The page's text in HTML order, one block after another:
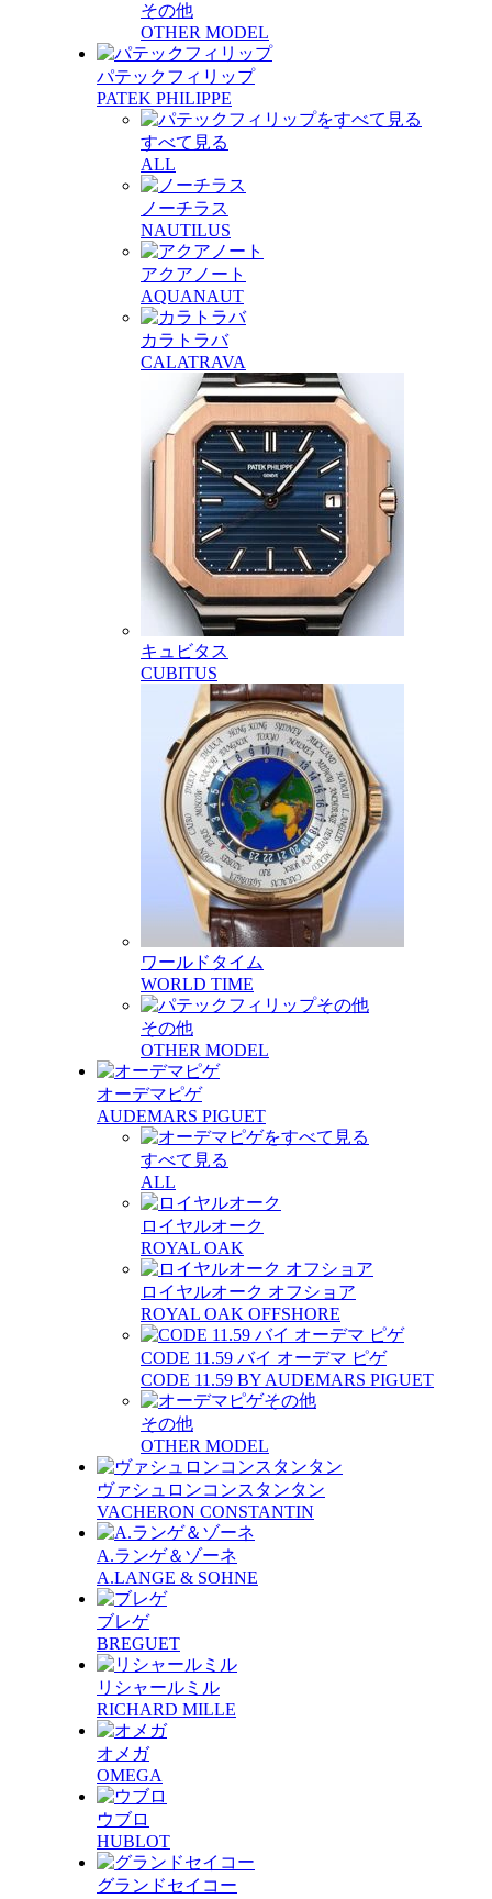
その他
OTHER MODEL
パテックフィリップ
PATEK PHILIPPE
すべて見る
ALL
ノーチラス
NAUTILUS
アクアノート
AQUANAUT
カラトラバ
CALATRAVA
キュビタス
CUBITUS
ワールドタイム
WORLD TIME
その他
OTHER MODEL
オーデマピゲ
AUDEMARS PIGUET
すべて見る
ALL
ロイヤルオーク
ROYAL OAK
ロイヤルオーク オフショア
ROYAL OAK OFFSHORE
CODE 11.59 バイ オーデマ ピゲ
CODE 11.59 BY AUDEMARS PIGUET
その他
OTHER MODEL
ヴァシュロンコンスタンタン
VACHERON CONSTANTIN
A.ランゲ＆ゾーネ
A.LANGE & SOHNE
ブレゲ
BREGUET
リシャールミル
RICHARD MILLE
オメガ
OMEGA
ウブロ
HUBLOT
グランドセイコー